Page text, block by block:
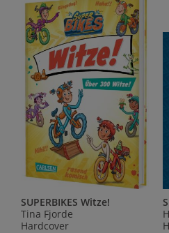
SUPERBIKES Witze!
Tina Fjorde
Hardcover